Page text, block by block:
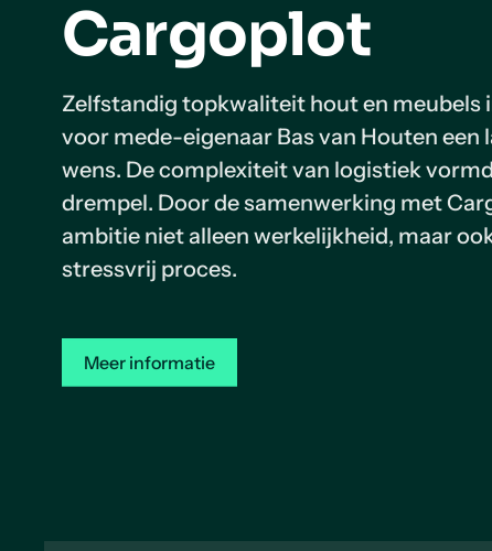
Cargoplot
Zelfstandig topkwaliteit hout en meubels
voor mede-eigenaar Bas van Houten een
wens. De complexiteit van logistiek
drempel. Door de samenwerking met
ambitie niet alleen werkelijkheid, maar
stressvrij proces.
Meer informatie